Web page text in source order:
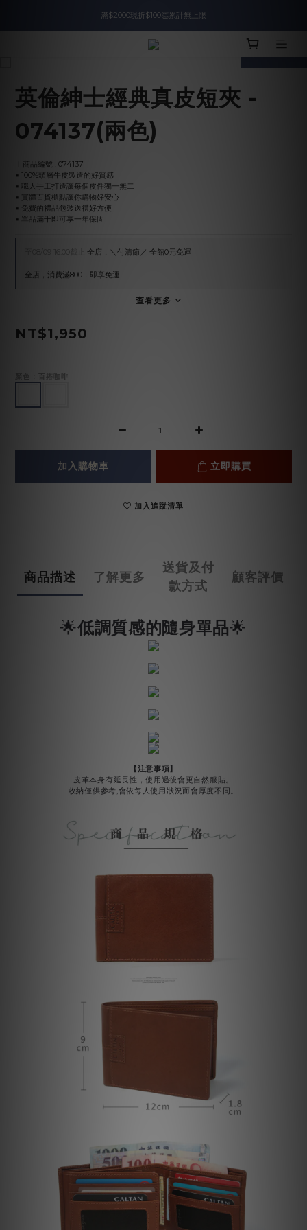
入會即領$888購物金🙌
滿$2000現折$100👏累計無上限
入會即領$888購物金🙌 prev next
英倫紳士經典真皮短夾 -
074137(兩色)
︱商品編號 : 074137
▪︎ 100%頭層牛皮製造的好質感
▪︎ 職人手工打造讓每個皮件獨一無二
▪︎ 實體百貨櫃點讓你購物好安心
▪︎ 免費的禮品包裝送禮好方便
▪︎ 單品滿千即可享一年保固
全店，＼付清節／ 全館0元免運
全店，消費滿800，即享免運
查看更多
NT$1,950
: 百搭咖啡
加入購物車 立即購買
加入追蹤清單
商品描述 了解更多
送貨及付
款方式
顧客評價
🌟低調質感的隨身單品🌟
【注意事項】
皮革本身有延長性，使用過後會更自然服貼。
收納僅供參考,會依每人使用狀況而會厚度不同。